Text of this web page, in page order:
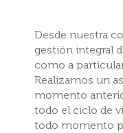
Desde nuestra
gestión integral
como a
Realizamos un
momento
todo el ciclo de
todo momento